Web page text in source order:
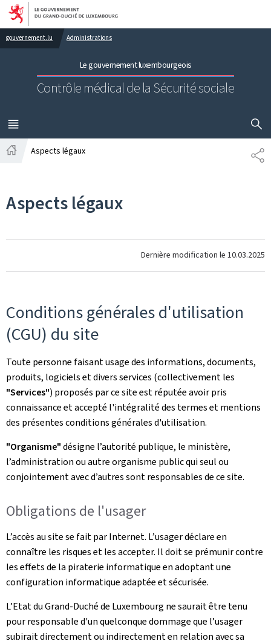
Aller au menu principal
Aller au contenu
gouvernement.lu Administrations
Le gouvernement luxembourgeois
Contrôle médical de la Sécurité sociale
MENU
PRINCIPAL
Aspects légaux
Aspects légaux
Dernière modification le 10.03.2025
Conditions générales d'utilisation
(CGU) du site
Toute personne faisant usage des informations, documents,
produits, logiciels et divers services (collectivement les
"Services") proposés par ce site est réputée avoir pris
connaissance et accepté l'intégralité des termes et mentions
des présentes conditions générales d'utilisation.
"Organisme"désigne l’autorité publique, le ministère,
l’administration ou autre organisme public qui seul ou
conjointement avec d’autres sont responsables de ce site.
Obligations de l'usager
L’accès au site se fait par Internet. L’usager déclare en
connaître les risques et les accepter. Il doit se prémunir contre
les effets de la piraterie informatique en adoptant une
configuration informatique adaptée et sécurisée.
L’Etat du Grand-Duché de Luxembourg ne saurait être tenu
pour responsable d'un quelconque dommage que l’usager
subirait directement ou indirectement en relation avec sa